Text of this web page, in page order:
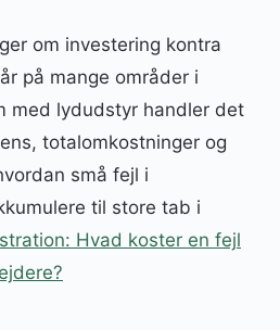
om investering kontra
på mange områder i
med lydudstyr handler det
totalomkostninger og
små fejl i
til store tab i
Hvad koster en fejl